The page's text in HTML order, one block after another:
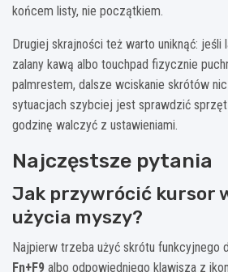
końcem listy, nie początkiem.
Drugiej skrajności też warto uniknąć: jeśli
zalany kawą albo touchpad fizycznie
palmrestem, dalsze wciskanie skrótów
sytuacjach szybciej jest sprawdzić
godzinę walczyć z ustawieniami.
Najczęstsze pytania
Jak przywrócić kursor
użycia myszy?
Najpierw trzeba użyć skrótu funkcyjnego
Fn+F9 albo odpowiedniego klawisza z